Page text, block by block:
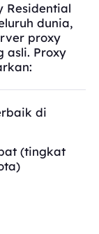
Residential
dunia,
proxy
asli. Proxy
di
(tingkat